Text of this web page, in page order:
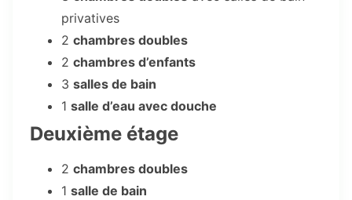
privatives
2 chambres doubles
2 chambres d’enfants
3 salles de bain
1 salle d’eau avec douche
Deuxième étage
2 chambres doubles
1 salle de bain